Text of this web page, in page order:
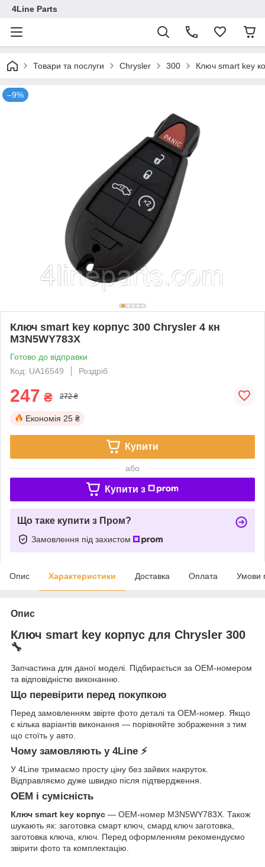
4Line Parts
Товари та послуги Chrysler 300 Ключ smart key
–9%
Ключ smart key корпус 300 Chrysler 4 кн
M3N5WY783X
Готово до відправки
Код: UA16549
Роздріб
247 ₴ 272 ₴
Економія 25 ₴
Купити
або
Купити з
Що таке купити з Пром?
Замовлення під захистом
Опис Характеристики Доставка Оплата Умови
Опис
Ключ smart key корпус для Chrysler 300
🔧
Запчастина для даної моделі. Підбирається за OEM-номером
та відповідністю виконанню.
Що перевірити перед покупкою
Перед замовленням звірте фото деталі та OEM-номер. Якщо
є кілька варіантів виконання — порівняйте зображення з тим
що стоїть у авто.
Чому замовляють у 4Line ⚡
У 4Line тримаємо просту ціну без зайвих накруток.
Відправляємо дуже швидко після підтвердження.
OEM і сумісність
Ключ smart key корпус — OEM-номер M3N5WY783X. Також
шукають як: заготовка смарт ключ, смард ключ заготовка,
заготовка ключа, ключ. Перед оформленням рекомендуємо
звірити фото та комплектацію.